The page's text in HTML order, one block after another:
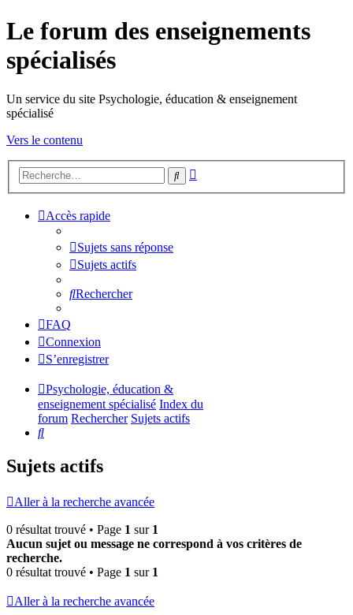
Le forum des enseignements
spécialisés
Un service du site Psychologie, éducation & enseignement
spécialisé
Vers le contenu
Rechercher
Accès rapide
Sujets sans réponse
Sujets actifs
Rechercher
FAQ
Connexion
S’enregistrer
Psychologie, éducation &
enseignement spécialisé Index du
forum Rechercher Sujets actifs
Rechercher
Sujets actifs
Aller à la recherche avancée
0 résultat trouvé • Page 1 sur 1
Aucun sujet ou message ne correspond à vos critères de
recherche.
0 résultat trouvé • Page 1 sur 1
Aller à la recherche avancée